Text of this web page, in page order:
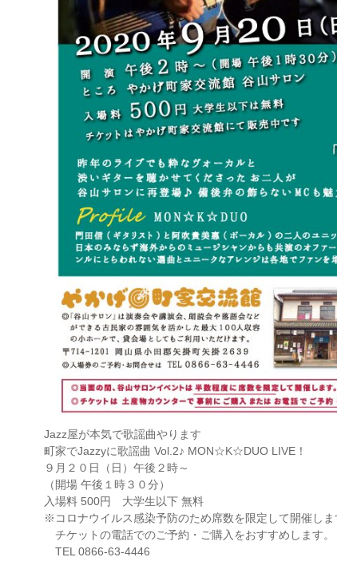
Jazz屋が本気で歌謡曲やります
町家でJazzyに歌謡曲 Vol.2♪ MON☆K☆DUO LIVE！
９月２０日（日）午後２時～
（開場 午後１時３０分）
入場料 500円 大学生以下 無料
※コロナウイルス感染予防のため席数を限定して開催しま
チケットの電話でのご予約・ご購入をおすすめします。
TEL 0866-63-4446